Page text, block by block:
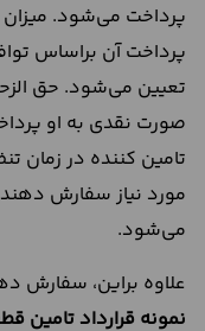
پرداخت می‌شود. میزان
پرداخت آن براساس
تعیین می‌شود. حق
صورت نقدی به او
تامین کننده در زمان
مورد نیاز سفارش
می‌شود.
علاوه براین، سفارش
نمونه قرارداد تامین